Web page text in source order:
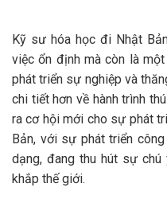
Kỹ sư hóa học đi Nhật
việc ổn định mà còn là
phát triển sự nghiệp và
chi tiết hơn về hành trình
ra cơ hội mới cho sự phát
Bản, với sự phát triển
dạng, đang thu hút sự
khắp thế giới.